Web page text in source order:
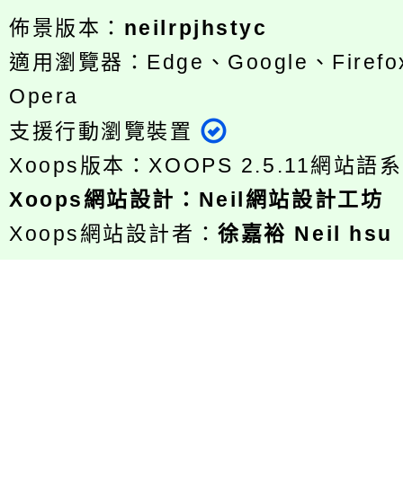
佈景版本： neilrpjhstyc
適用瀏覽器：Edge、Google、
Opera
支援行動瀏覽裝置
Xoops版本： XOOPS 2.5.11網站語
Xoops網站設計 ： Neil網站設計工坊
Xoops網站設計者：徐嘉裕 Neil hsu